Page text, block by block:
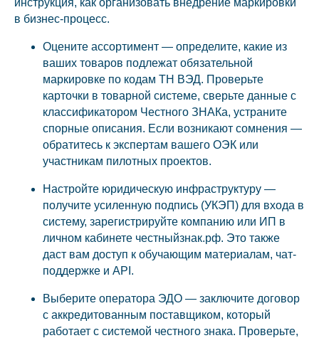
инструкция, как организовать внедрение маркировки
в бизнес-процесс.
Оцените ассортимент — определите, какие из
ваших товаров подлежат обязательной
маркировке по кодам ТН ВЭД. Проверьте
карточки в товарной системе, сверьте данные с
классификатором Честного ЗНАКа, устраните
спорные описания. Если возникают сомнения —
обратитесь к экспертам вашего ОЭК или
участникам пилотных проектов.
Настройте юридическую инфраструктуру —
получите усиленную подпись (УКЭП) для входа в
систему, зарегистрируйте компанию или ИП в
личном кабинете честныйзнак.рф. Это также
даст вам доступ к обучающим материалам, чат-
поддержке и API.
Выберите оператора ЭДО — заключите договор
с аккредитованным поставщиком, который
работает с системой честного знака. Проверьте,